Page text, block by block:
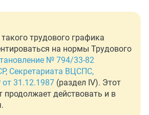
трудового графика
на нормы Трудового
№ 794/33-82
Секретариата ВЦСПС,
31.12.1987 (раздел IV). Этот
продолжает действовать и в